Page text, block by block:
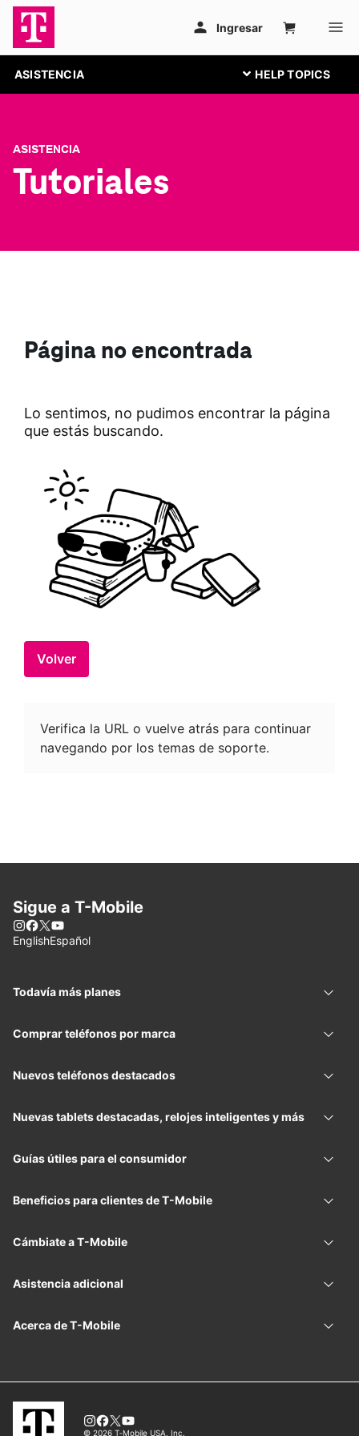
ASISTENCIA
ASISTENCIA
Tutoriales